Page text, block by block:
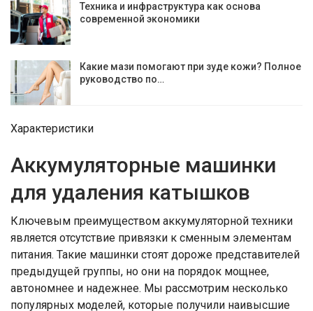
Техника и инфраструктура как основа
современной экономики
Какие мази помогают при зуде кожи? Полное
руководство по…
Характеристики
Аккумуляторные машинки
для удаления катышков
Ключевым преимуществом аккумуляторной техники
является отсутствие привязки к сменным элементам
питания. Такие машинки стоят дороже представителей
предыдущей группы, но они на порядок мощнее,
автономнее и надежнее. Мы рассмотрим несколько
популярных моделей, которые получили наивысшие